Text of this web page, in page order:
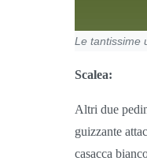
Le tantissime
Scalea:
Altri due
guizzante
casacca